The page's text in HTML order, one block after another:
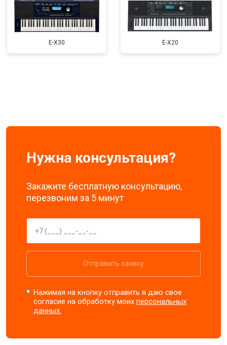
E-X30 E-X20
Нужна консультация?
Закажите бесплатную консультацию,
перезвоним за 5 минут
Отправить заявку
Нажимая на кнопку отправить я даю свое
согласие на обработку моихперсональных
данных.